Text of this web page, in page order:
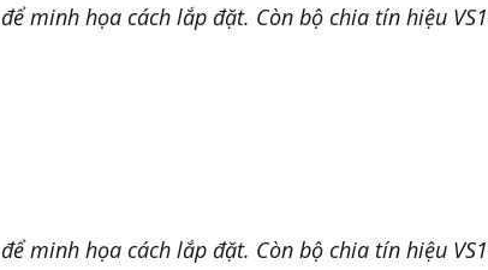
minh họa cách lắp đặt. Còn bộ chia tín hiệu
minh họa cách lắp đặt. Còn bộ chia tín hiệu